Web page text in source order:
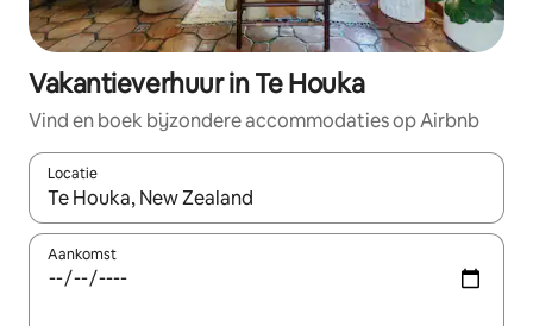
Vakantieverhuur in Te Houka
Vind en boek bijzondere accommodaties op Airbnb
Locatie
Wanneer er suggesties beschikbaar zijn, maak je een keuze
Aankomst